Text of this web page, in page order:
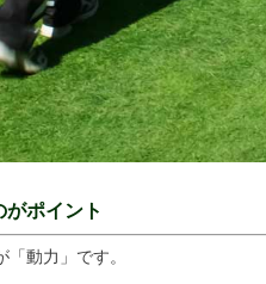
ポイント
動力」です。